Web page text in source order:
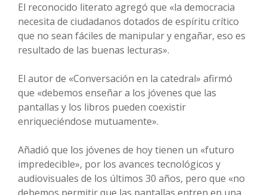
El reconocido literato agregó que «la democracia
necesita de ciudadanos dotados de espíritu crítico
que no sean fáciles de manipular y engañar, eso es
resultado de las buenas lecturas».
El autor de «Conversación en la catedral» afirmó
que «debemos enseñar a los jóvenes que las
pantallas y los libros pueden coexistir
enriqueciéndose mutuamente».
Añadió que los jóvenes de hoy tienen un «futuro
impredecible», por los avances tecnológicos y
audiovisuales de los últimos 30 años, pero que «no